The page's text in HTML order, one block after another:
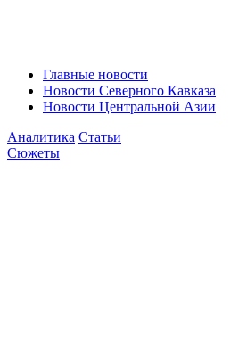
Главные новости
Новости Северного Кавказа
Новости Центральной Азии
Аналитика Статьи
Сюжеты